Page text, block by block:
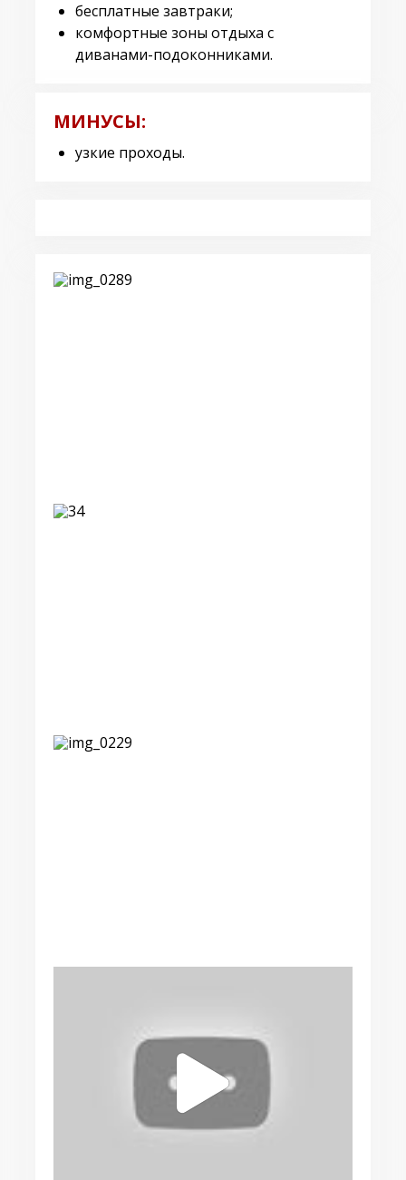
бесплатные завтраки;
комфортные зоны отдыха с
диванами-подоконниками.
МИНУСЫ:
узкие проходы.